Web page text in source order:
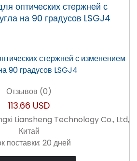
оптических стержней с
на 90 градусов LSGJ4
Отзывов (0)
113.66 USD
Liansheng Technology Co., Ltd,
Китай
поставки: 20 дней